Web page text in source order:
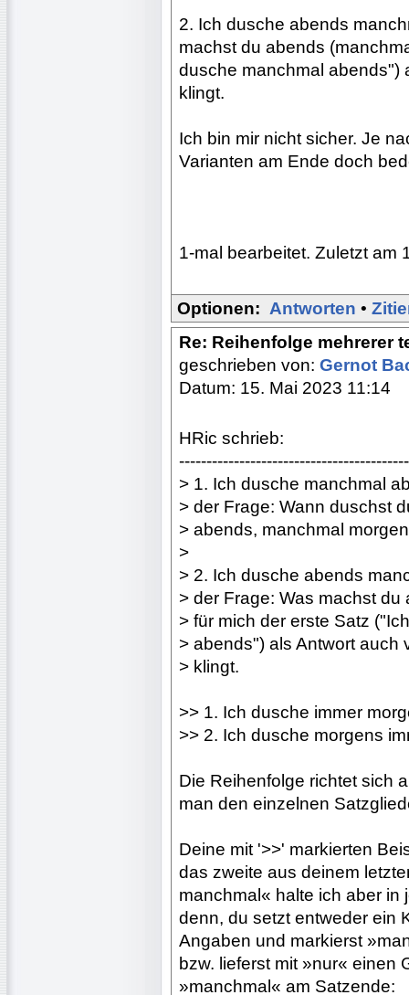
2. Ich dusche abends
machst du abends
dusche manchmal abends")
klingt.
Ich bin mir nicht sicher. Je
Varianten am Ende doch
1-mal bearbeitet. Zuletzt am
Optionen: Antworten •
Re: Reihenfolge mehrerer
geschrieben von: Gernot
Datum: 15. Mai 2023 11:14
HRic schrieb:
> 1. Ich dusche manchmal
> der Frage: Wann duschst
> abends, manchmal
>
> 2. Ich dusche abends
> der Frage: Was machst
> für mich der erste Satz
> abends") als Antwort auch
> klingt.
>> 1. Ich dusche immer
>> 2. Ich dusche morgens
Die Reihenfolge richtet sich
man den einzelnen
Deine mit '>>' markierten
das zweite aus deinem
manchmal« halte ich aber in
denn, du setzt entweder ein
Angaben und markierst
bzw. lieferst mit »nur« einen
»manchmal« am Satzende: